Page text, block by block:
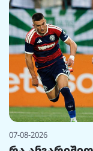
07-08-2026